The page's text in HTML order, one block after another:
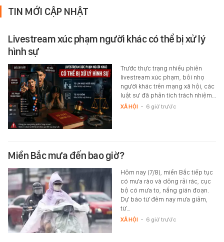
TIN MỚI CẬP NHẬT
Livestream xúc phạm người khác có thể bị xử lý
hình sự
Trước thực trạng nhiều phiên
livestream xúc phạm, bôi nhọ
người khác trên mạng xã hội, các
luật sư đã phân tích trách nhiệm…
XÃ HỘI - 6 giờ trước
Miền Bắc mưa đến bao giờ?
Hôm nay (7/8), miền Bắc tiếp tục
có mưa rào và dông rải rác, cục
bộ có mưa to, nắng gián đoạn.
Dự báo từ đêm nay mưa giảm,
từ…
XÃ HỘI - 6 giờ trước